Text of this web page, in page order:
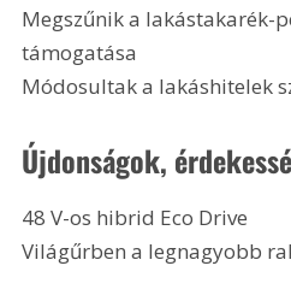
Megszűnik a lakástakarék-
támogatása
Módosultak a lakáshitelek
Újdonságok,
48 V-os hibrid Eco Drive
Világűrben a legnagyobb